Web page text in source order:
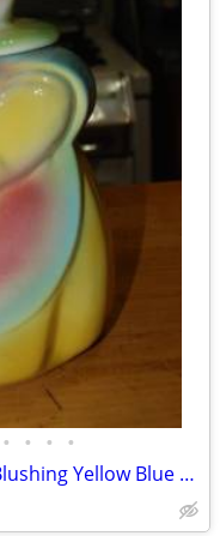
• • • •
1950's American Bisque Girl Pig Blushing Yellow Blue Cookie Jar